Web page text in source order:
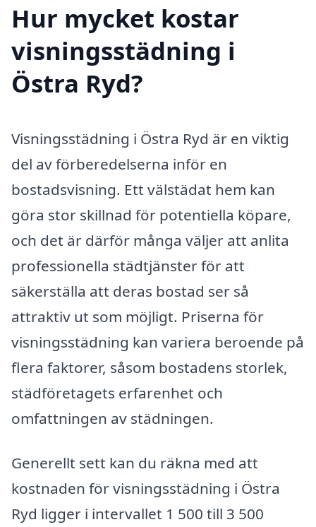
Hur mycket kostar
visningsstädning i
Östra Ryd?
Visningsstädning i Östra Ryd är en viktig
del av förberedelserna inför en
bostadsvisning. Ett välstädat hem kan
göra stor skillnad för potentiella köpare,
och det är därför många väljer att anlita
professionella städtjänster för att
säkerställa att deras bostad ser så
attraktiv ut som möjligt. Priserna för
visningsstädning kan variera beroende på
flera faktorer, såsom bostadens storlek,
städföretagets erfarenhet och
omfattningen av städningen.
Generellt sett kan du räkna med att
kostnaden för visningsstädning i Östra
Ryd ligger i intervallet 1 500 till 3 500